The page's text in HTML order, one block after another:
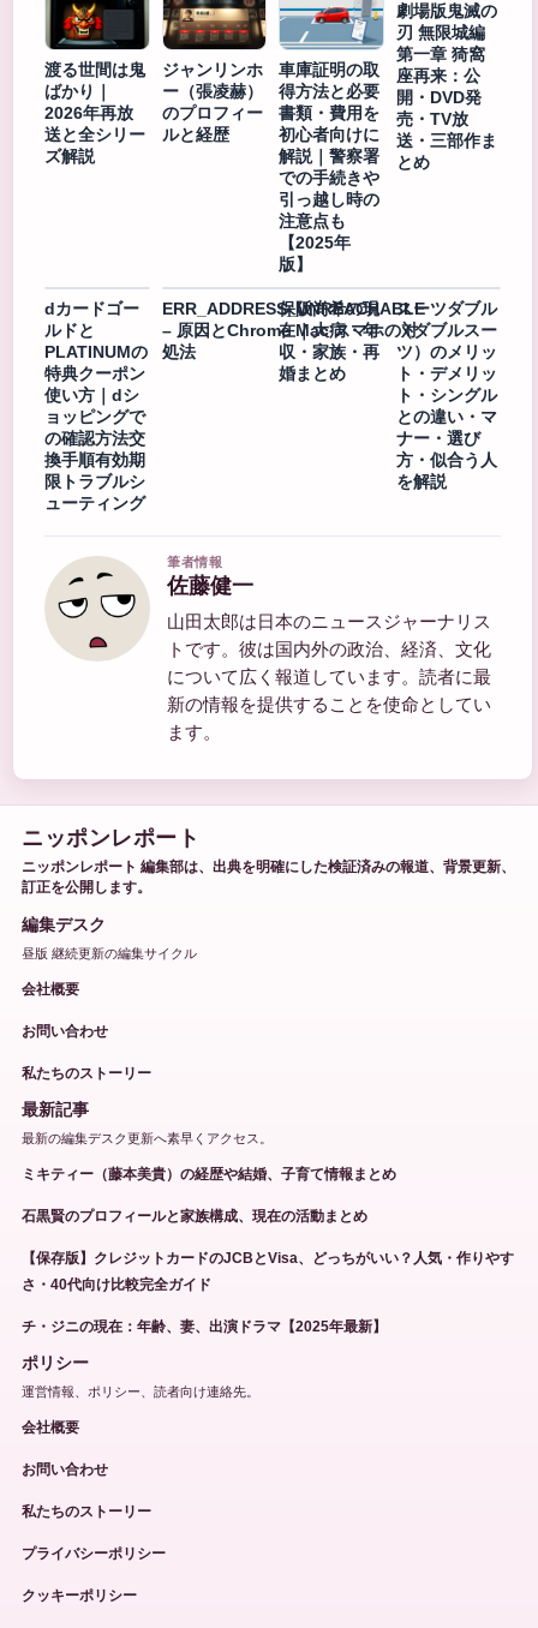
渡る世間は鬼
ばかり｜
2026年再放
送と全シリー
ズ解説
ジャンリンホ
ー（張凌赫）
のプロフィー
ルと経歴
車庫証明の取
得方法と必要
書類・費用を
初心者向けに
解説｜警察署
での手続きや
引っ越し時の
注意点も
【2025年
版】
劇場版鬼滅の
刃 無限城編
第一章 猗窩
座再来：公
開・DVD発
売・TV放
送・三部作ま
とめ
dカードゴー
ルドと
PLATINUMの
特典クーポン
使い方｜dシ
ョッピングで
の確認方法交
換手順有効期
限トラブルシ
ューティング
ERR_ADDRESS_UNREACHABLE
– 原因とChrome Mac スマホの対
処法
保阪尚希の現
在｜大病・年
収・家族・再
婚まとめ
スーツダブル
（ダブルスー
ツ）のメリッ
ト・デメリッ
ト・シングル
との違い・マ
ナー・選び
方・似合う人
を解説
筆者情報
佐藤健一
山田太郎は日本のニュースジャーナリス
トです。彼は国内外の政治、経済、文化
について広く報道しています。読者に最
新の情報を提供することを使命としてい
ます。
ニッポンレポート
ニッポンレポート 編集部は、出典を明確にした検証済みの報道、背景更新、
訂正を公開します。
編集デスク
昼版 継続更新の編集サイクル
会社概要
お問い合わせ
私たちのストーリー
最新記事
最新の編集デスク更新へ素早くアクセス。
ミキティー（藤本美貴）の経歴や結婚、子育て情報まとめ
石黒賢のプロフィールと家族構成、現在の活動まとめ
【保存版】クレジットカードのJCBとVisa、どっちがいい？人気・作りやす
さ・40代向け比較完全ガイド
チ・ジニの現在：年齢、妻、出演ドラマ【2025年最新】
ポリシー
運営情報、ポリシー、読者向け連絡先。
会社概要
お問い合わせ
私たちのストーリー
プライバシーポリシー
クッキーポリシー